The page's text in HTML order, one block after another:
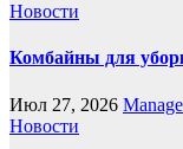
Новости
Комбайны для
Июл 27, 2026
Новости